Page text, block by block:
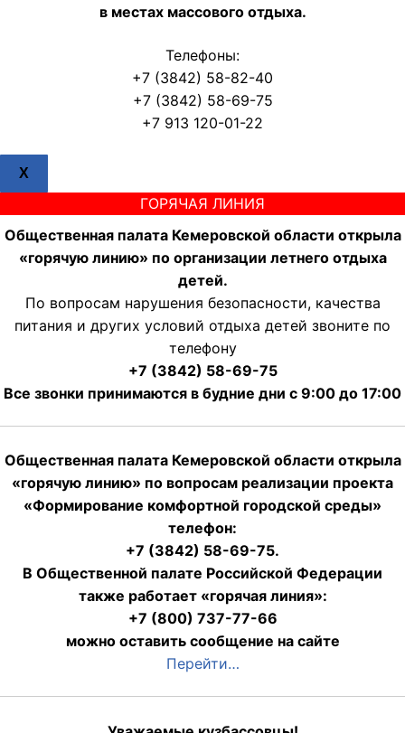
в местах массового отдыха.
Телефоны:
+7 (3842) 58-82-40
+7 (3842) 58-69-75
+7 913 120-01-22
X
ГОРЯЧАЯ ЛИНИЯ
Общественная палата Кемеровской области открыла
«горячую линию» по организации летнего отдыха
детей.
По вопросам нарушения безопасности, качества
питания и других условий отдыха детей звоните по
телефону
+7 (3842) 58-69-75
Все звонки принимаются в будние дни с 9:00 до 17:00
Общественная палата Кемеровской области открыла
«горячую линию» по вопросам реализации проекта
«Формирование комфортной городской среды»
телефон:
+7 (3842) 58-69-75.
В Общественной палате Российской Федерации
также работает «горячая линия»:
+7 (800) 737-77-66
можно оставить сообщение на сайте
Перейти…